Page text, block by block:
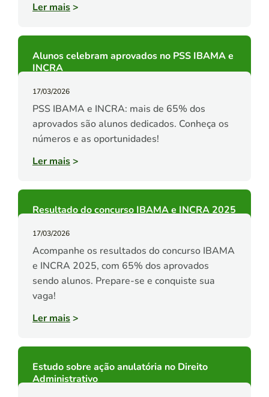
Ler mais>
Alunos celebram aprovados no PSS IBAMA e
INCRA
17/03/2026
PSS IBAMA e INCRA: mais de 65% dos
aprovados são alunos dedicados. Conheça os
números e as oportunidades!
Ler mais>
Resultado do concurso IBAMA e INCRA 2025
17/03/2026
Acompanhe os resultados do concurso IBAMA
e INCRA 2025, com 65% dos aprovados
sendo alunos. Prepare-se e conquiste sua
vaga!
Ler mais>
Estudo sobre ação anulatória no Direito
Administrativo